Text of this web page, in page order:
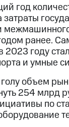
год
ранее.
2023 году
и умные
объем
254 млрд
по